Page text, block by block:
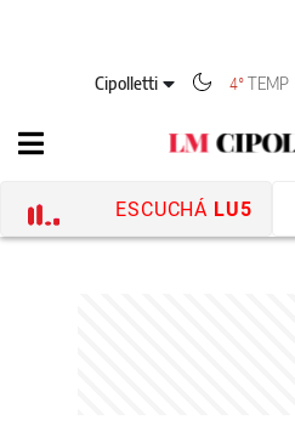
Cipolletti 4°TEMP
ESCUCHÁ LU5